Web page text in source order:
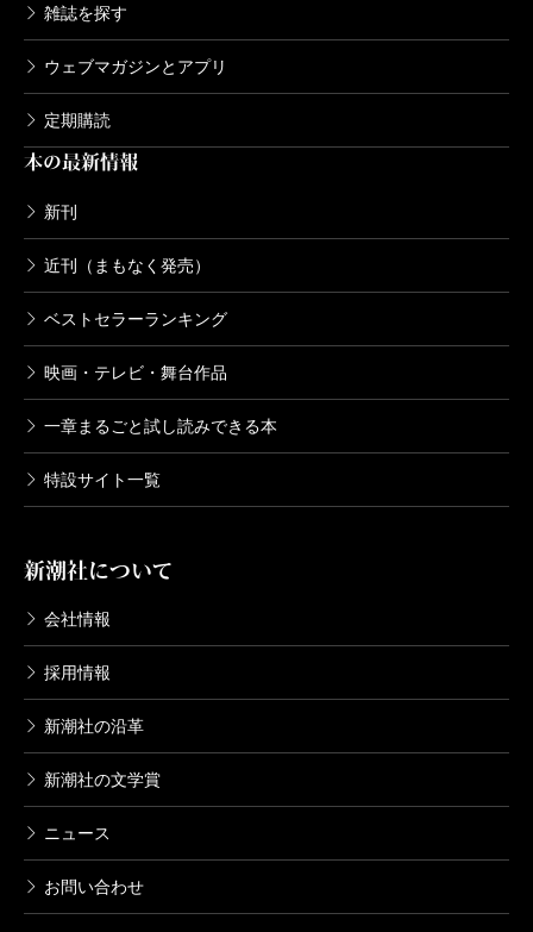
雑誌を探す
ウェブマガジンとアプリ
定期購読
本の最新情報
新刊
近刊（まもなく発売）
ベストセラーランキング
映画・テレビ・舞台作品
一章まるごと試し読みできる本
特設サイト一覧
新潮社について
会社情報
採用情報
新潮社の沿革
新潮社の文学賞
ニュース
お問い合わせ